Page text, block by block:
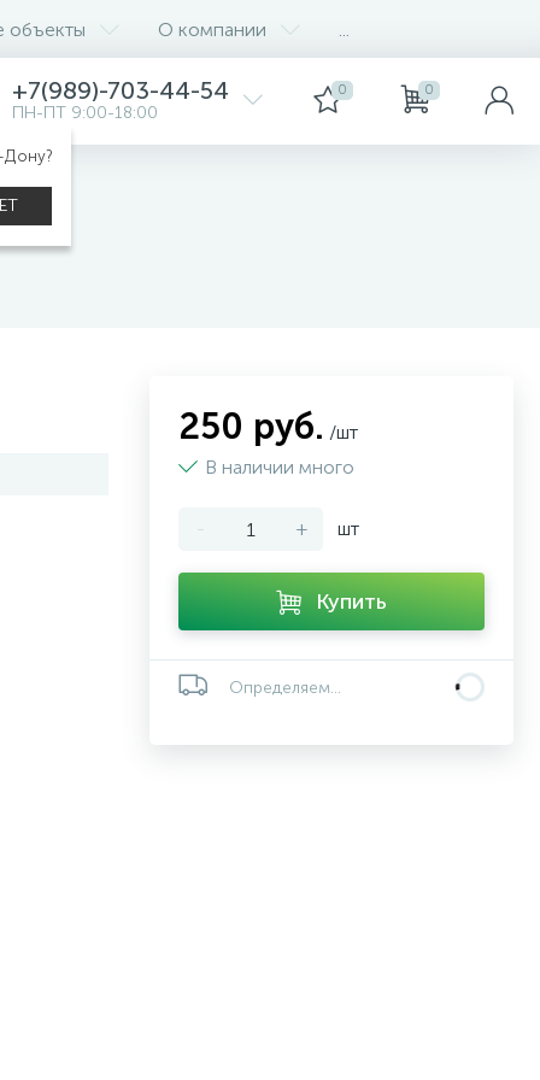
объекты О компании
Дону?
+7(989)-703-44-54
ПН-ПТ 9:00-18:00
0 0
250 руб. /шт
В наличии много
- + шт
Купить
Определяем...